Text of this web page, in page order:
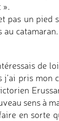
».
pas un pied
de
pris mon
sens à
en sorte